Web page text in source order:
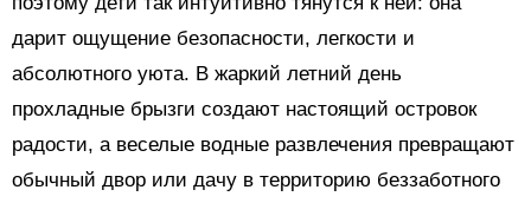
дарит ощущение безопасности, легкости и
абсолютного уюта. В жаркий летний день
прохладные брызги создают настоящий островок
радости, а веселые водные развлечения превращают
обычный двор или дачу в территорию беззаботного